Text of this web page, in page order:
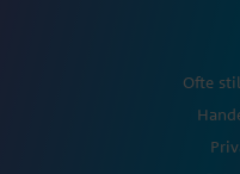
Ofte